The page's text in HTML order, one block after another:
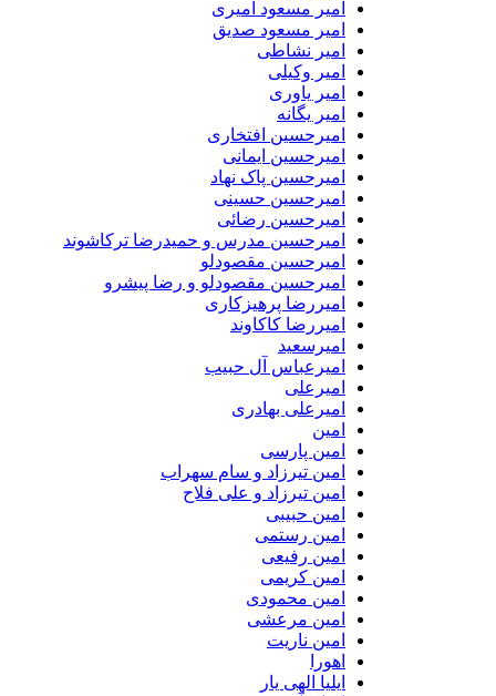
امیر مسعود امیری
امیر مسعود صدیق
امیر نشاطی
امیر وکیلی
امیر یاوری
امیر یگانه
امیرحسین افتخاری
امیرحسین ایمانی
امیرحسین پاک نهاد
امیرحسین حسینی
امیرحسین رضائی
امیرحسین مدرس و حمیدرضا ترکاشوند
امیرحسین مقصودلو
امیرحسین مقصودلو و رضا پیشرو
امیررضا پرهیزکاری
امیررضا کاکاوند
امیرسعید
امیرعباس آل حبیب
امیرعلی
امیرعلی بهادری
امین پارسی
امین تیرزاد و سام سهراب
امین تیرزاد و علی فلاح
امین حبیبی
امین رستمی
امین رفیعی
امین کریمی
امین محمودی
امین مرعشی
امین ناریت
ایلیا الهی یار